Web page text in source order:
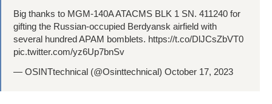
Big thanks to MGM-140A ATACMS BLK 1 SN. 411240 for
gifting the Russian-occupied Berdyansk airfield with
several hundred APAM bomblets. https://t.co/DlJCsZbVT0
pic.twitter.com/yz6Up7bnSv
— OSINTtechnical (@Osinttechnical) October 17, 2023